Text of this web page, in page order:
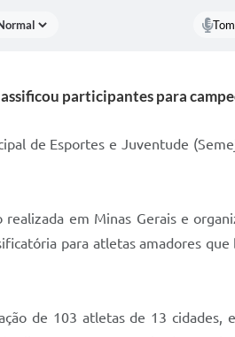
participantes para
de Esportes e Juventude
em Minas Gerais e
para atletas amadores
de 103 atletas de 13 cidades,